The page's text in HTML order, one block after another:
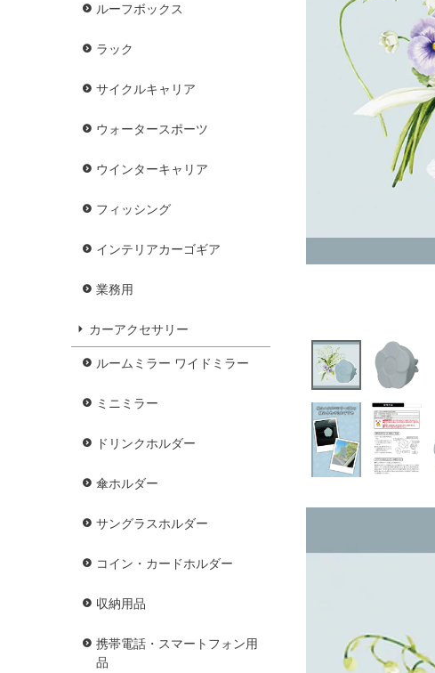
ルーフボックス
ラック
サイクルキャリア
ウォータースポーツ
ウインターキャリア
フィッシング
インテリアカーゴギア
業務用
カーアクセサリー
ルームミラー ワイドミラー
ミニミラー
ドリンクホルダー
傘ホルダー
サングラスホルダー
コイン・カードホルダー
収納用品
携帯電話・スマートフォン用
品